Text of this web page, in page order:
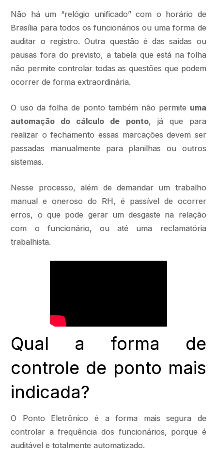
Não há um “relógio unificado” com o horário de
Brasília para todos os funcionários ou uma forma de
auditar o registro. Outra questão é das saídas ou
pausas fora do previsto, a tabela que está na folha
não permite controlar todas as questões que podem
ocorrer de forma extraordinária.
O uso da folha de ponto também não permite uma
automação do cálculo de ponto, já que para
realizar o fechamento essas marcações devem ser
passadas manualmente para planilhas ou outros
sistemas.
Nesse processo, além de demandar um trabalho
manual e oneroso do RH, é passível de ocorrer
erros, o que pode gerar um desgaste na relação
com o funcionário, ou até uma reclamatória
trabalhista.
Qual a forma de
controle de ponto mais
indicada?
O Ponto Eletrônico é a forma mais segura de
controlar a frequência dos funcionários, porque é
auditável e totalmente automatizado.